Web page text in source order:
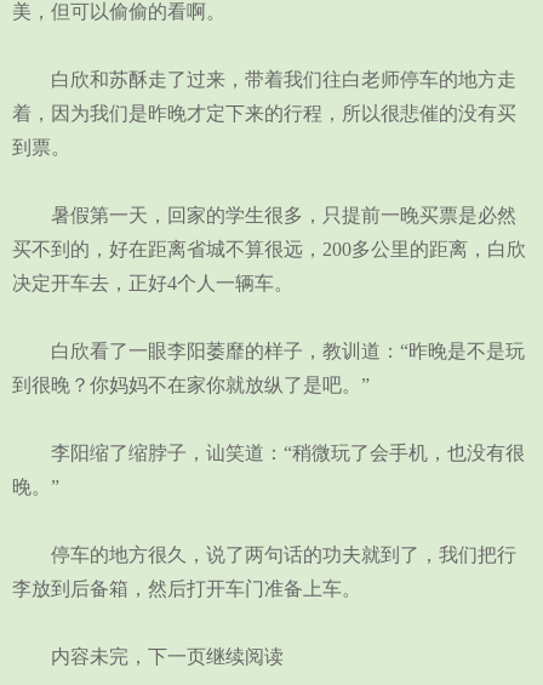
美，但可以偷偷的看啊。
白欣和苏酥走了过来，带着我们往白老师停车的地方走
着，因为我们是昨晚才定下来的行程，所以很悲催的没有买
到票。
暑假第一天，回家的学生很多，只提前一晚买票是必然
买不到的，好在距离省城不算很远，200多公里的距离，白欣
决定开车去，正好4个人一辆车。
白欣看了一眼李阳萎靡的样子，教训道：“昨晚是不是玩
到很晚？你妈妈不在家你就放纵了是吧。”
李阳缩了缩脖子，讪笑道：“稍微玩了会手机，也没有很
晚。”
停车的地方很久，说了两句话的功夫就到了，我们把行
李放到后备箱，然后打开车门准备上车。
内容未完，下一页继续阅读